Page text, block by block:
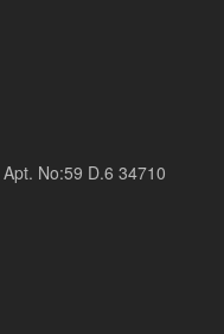
No:59 D.6 34710